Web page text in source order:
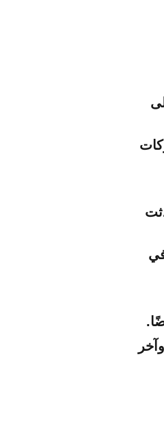
في
لكن الإعلان الجديد، بحسب موقع CNET، مُضحك وبعيد عن الواقعية بسبب المقارنة بين هاتف صادر في 2014 وآخر